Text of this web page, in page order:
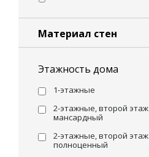
Материал стен
Этажность дома
1-этажные
2-этажные, второй этаж
мансардный
2-этажные, второй этаж
полноценный